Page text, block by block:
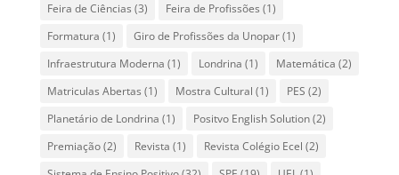
Feira de Ciências (3) Feira de Profissões (1)
Formatura (1) Giro de Profissões da Unopar(1)
Infraestrutura Moderna (1) Londrina (1) Matemática (2)
Matriculas Abertas (1) Mostra Cultural (1) PES (2)
Planetário de Londrina (1) Positvo English Solution(2)
Premiação(2) Revista (1) Revista Colégio Ecel (2)